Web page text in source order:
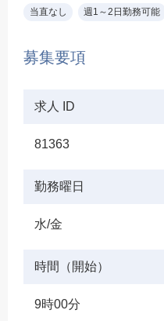
当直なし 週1～2日勤務可能
募集要項
求人 ID
81363
勤務曜日
水/金
時間（開始）
9時00分